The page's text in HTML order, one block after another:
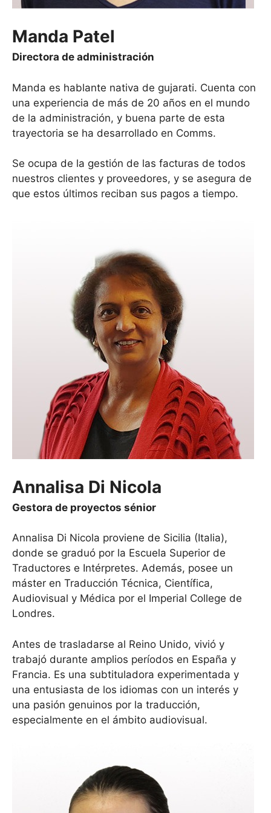
Manda Patel
Directora de administración
Manda es hablante nativa de gujarati. Cuenta con
una experiencia de más de 20 años en el mundo
de la administración, y buena parte de esta
trayectoria se ha desarrollado en Comms.
Se ocupa de la gestión de las facturas de todos
nuestros clientes y proveedores, y se asegura de
que estos últimos reciban sus pagos a tiempo.
Annalisa Di Nicola
Gestora de proyectos sénior
Annalisa Di Nicola proviene de Sicilia (Italia),
donde se graduó por la Escuela Superior de
Traductores e Intérpretes. Además, posee un
máster en Traducción Técnica, Científica,
Audiovisual y Médica por el Imperial College de
Londres.
Antes de trasladarse al Reino Unido, vivió y
trabajó durante amplios períodos en España y
Francia. Es una subtituladora experimentada y
una entusiasta de los idiomas con un interés y
una pasión genuinos por la traducción,
especialmente en el ámbito audiovisual.